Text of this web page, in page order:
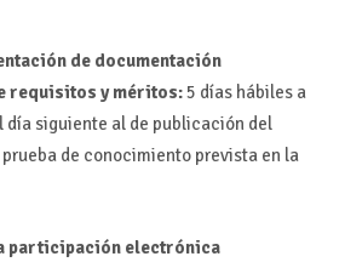
de documentación
requisitos y méritos:5 días hábiles a
día siguiente al de publicación del
de conocimiento prevista en la
participación electrónica